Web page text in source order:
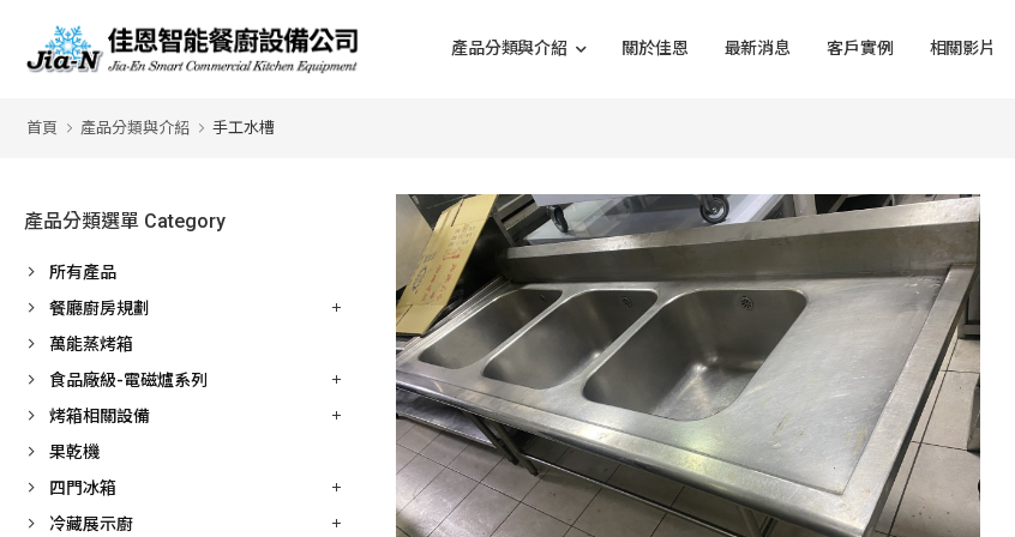
產品分類與介紹 關於佳恩 最新消息 客戶實例 相關影片
首頁 產品分類與介紹 手工水槽
產品分類選單 Category
所有產品
餐廳廚房規劃
萬能蒸烤箱
食品廠級-電磁爐系列
烤箱相關設備
果乾機
四門冰箱
冷藏展示廚